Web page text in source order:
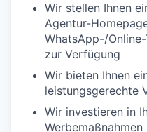
Wir stellen Ihnen
Agentur-
WhatsApp-/
zur Verfügung
Wir bieten Ihnen
leistungsgerechte
Wir investieren in
Werbemaßnahmen